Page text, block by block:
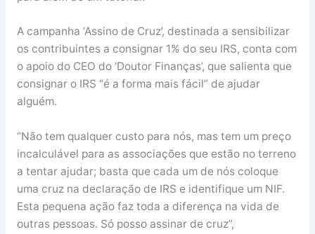
A campanha ‘Assino de Cruz’, destinada a sensibilizar
os contribuintes a consignar 1% do seu IRS, conta com
o apoio do CEO do ‘Doutor Finanças’, que salienta que
consignar o IRS “é a forma mais fácil” de ajudar
alguém.
“Não tem qualquer custo para nós, mas tem um preço
incalculável para as associações que estão no terreno
a tentar ajudar; basta que cada um de nós coloque
uma cruz na declaração de IRS e identifique um NIF.
Esta pequena ação faz toda a diferença na vida de
outras pessoas. Só posso assinar de cruz”,